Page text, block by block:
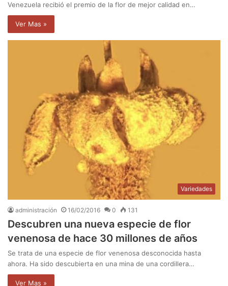
Venezuela recibió el premio de la flor de mejor calidad en…
Ver Mas »
Variedades
administración 16/02/2016 0 131
Descubren una nueva especie de flor
venenosa de hace 30 millones de años
Se trata de una especie de flor venenosa desconocida hasta
ahora. Ha sido descubierta en una mina de una cordillera…
Ver Mas »